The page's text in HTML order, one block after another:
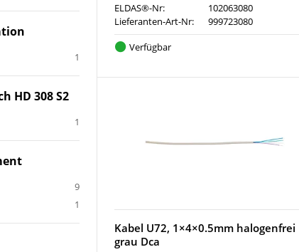
1
HD 308 S2
1
9
1
ELDAS®-Nr:
102063080
Lieferanten-Art-Nr:
999723080
Verfügbar
Kabel U72, 1×4×0.5mm halogenfrei
grau Dca